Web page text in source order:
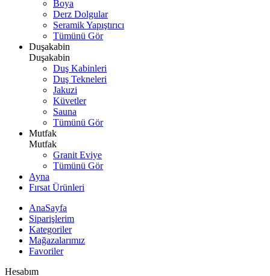
Boya
Derz Dolgular
Seramik Yapıştırıcı
Tümünü Gör
Duşakabin
Duşakabin
Duş Kabinleri
Duş Tekneleri
Jakuzi
Küvetler
Sauna
Tümünü Gör
Mutfak
Mutfak
Granit Eviye
Tümünü Gör
Ayna
Fırsat Ürünleri
AnaSayfa
Siparişlerim
Kategoriler
Mağazalarımız
Favoriler
Hesabım